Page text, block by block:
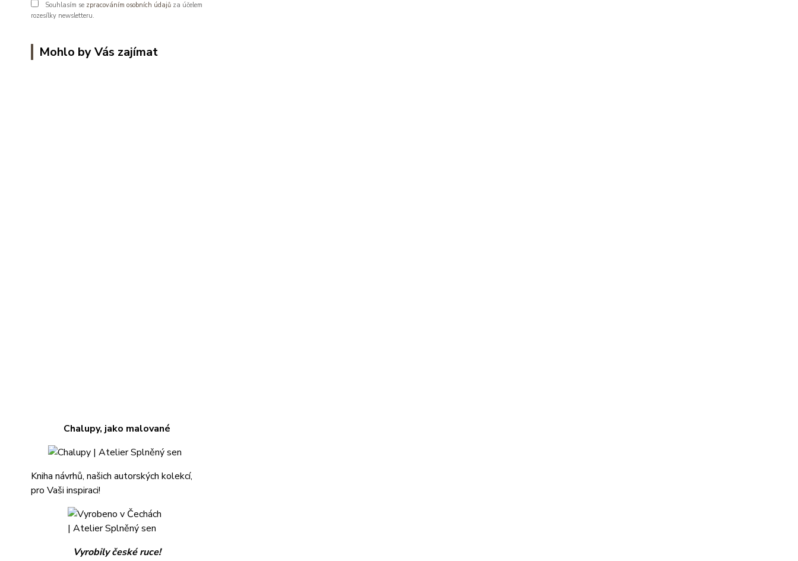
Souhlasím se zpracováním osobních údajů za účelem
rozesílky newsletteru.
Mohlo by Vás zajímat
Chalupy, jako malované
Kniha návrhů, našich autorských kolekcí,
pro Vaši inspiraci!
Vyrobily české ruce!